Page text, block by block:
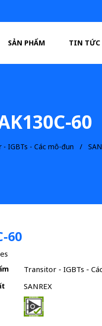
SẢN PHẨM TIN TỨC
60
- IGBTs - Các mô-đun
60
Transitor - IGBTs -
SANREX